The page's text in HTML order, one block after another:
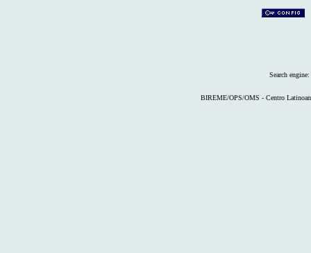
Search engine:
BIREME/OPS/OMS - Centro